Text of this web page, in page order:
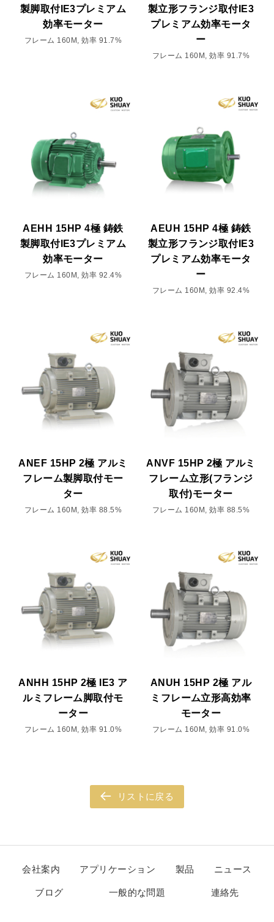
製脚取付IE3プレミアム
効率モーター
フレーム 160M, 効率 91.7%
製立形フランジ取付IE3
プレミアム効率モータ
ー
フレーム 160M, 効率 91.7%
AEHH 15HP 4極 鋳鉄
製脚取付IE3プレミアム
効率モーター
フレーム 160M, 効率 92.4%
AEUH 15HP 4極 鋳鉄
製立形フランジ取付IE3
プレミアム効率モータ
ー
フレーム 160M, 効率 92.4%
ANEF 15HP 2極 アルミ
フレーム製脚取付モー
ター
フレーム 160M, 効率 88.5%
ANVF 15HP 2極 アルミ
フレーム立形(フランジ
取付)モーター
フレーム 160M, 効率 88.5%
ANHH 15HP 2極 IE3 ア
ルミフレーム脚取付モ
ーター
フレーム 160M, 効率 91.0%
ANUH 15HP 2極 アル
ミフレーム立形高効率
モーター
フレーム 160M, 効率 91.0%
リストに戻る
会社案内 アプリケーション 製品 ニュース
ブログ 一般的な問題 連絡先